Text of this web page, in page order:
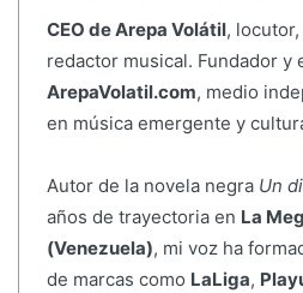
CEO de Arepa Volátil,
redactor musical. Fundador y
ArepaVolatil.com, medio
en música emergente y
Autor de la novela negra Un
años de trayectoria en La
(Venezuela), mi voz ha
de marcas como LaLiga,